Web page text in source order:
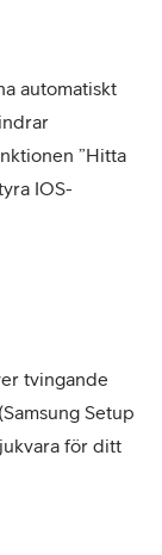
automatiskt
”Hitta
IOS-
tvingande
Setup
för ditt